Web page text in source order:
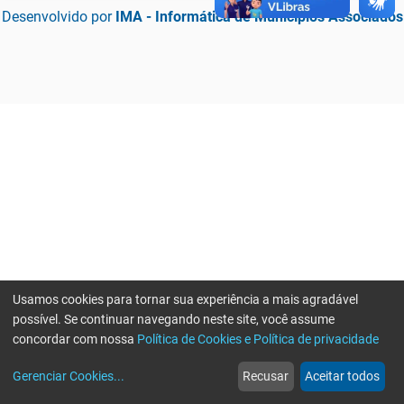
Desenvolvido por IMA - Informática de Municípios Associados
web
Notícias
more_horiz
Mais
Usamos cookies para tornar sua experiência a mais agradável
possível. Se continuar navegando neste site, você assume
concordar com nossa Política de Cookies e Política de privacidade
Gerenciar Cookies... Recusar Aceitar todos
Erro ao enviar informações, por favor tente novamente